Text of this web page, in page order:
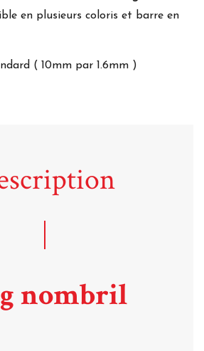
en plusieurs coloris et barre en
( 10mm par 1.6mm )
nombril